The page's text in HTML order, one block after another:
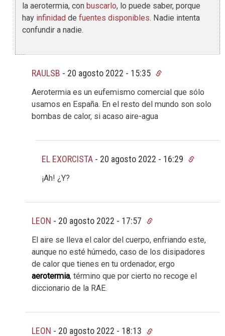
la aerotermia, con buscarlo, lo puede saber, porque
hay infinidad de fuentes disponibles. Nadie intenta
confundir a nadie.
RAULSB - 20 agosto 2022 - 15:35
Aerotermia es un eufemismo comercial que sólo
usamos en España. En el resto del mundo son solo
bombas de calor, si acaso aire-agua
EL EXORCISTA - 20 agosto 2022 - 16:29
¡Ah! ¿Y?
LEON - 20 agosto 2022 - 17:57
El aire se lleva el calor del cuerpo, enfriando este,
aunque no esté húmedo, caso de los disipadores
de calor que tienes en tu ordenador, ergo
aerotermia, término que por cierto no recoge el
diccionario de la RAE.
LEON - 20 agosto 2022 - 18:13